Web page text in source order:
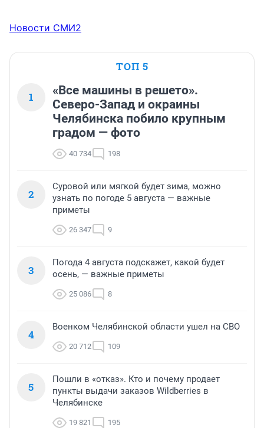
Новости СМИ2
ТОП 5
1
«Все машины в решето».
Северо-Запад и окраины
Челябинска побило крупным
градом — фото
40 734 198
2
Суровой или мягкой будет зима, можно
узнать по погоде 5 августа — важные
приметы
26 347 9
3
Погода 4 августа подскажет, какой будет
осень, — важные приметы
25 086 8
4
Военком Челябинской области ушел на СВО
20 712 109
5
Пошли в «отказ». Кто и почему продает
пункты выдачи заказов Wildberries в
Челябинске
19 821 195